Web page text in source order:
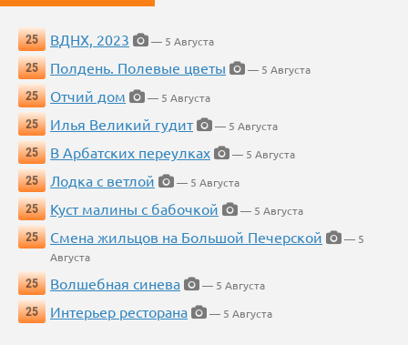
25 ВДНХ, 2023
— 5 Августа
25
Полдень. Полевые цветы
— 5 Августа
25
Отчий дом
— 5 Августа
25
Илья Великий гудит
— 5 Августа
25
В Арбатских переулках
— 5 Августа
25
Лодка с ветлой
— 5 Августа
25
Куст малины с бабочкой
— 5 Августа
25
Смена жильцов на Большой Печерской
— 5
Августа
25
Волшебная синева
— 5 Августа
25
Интерьер ресторана — 5 Августа